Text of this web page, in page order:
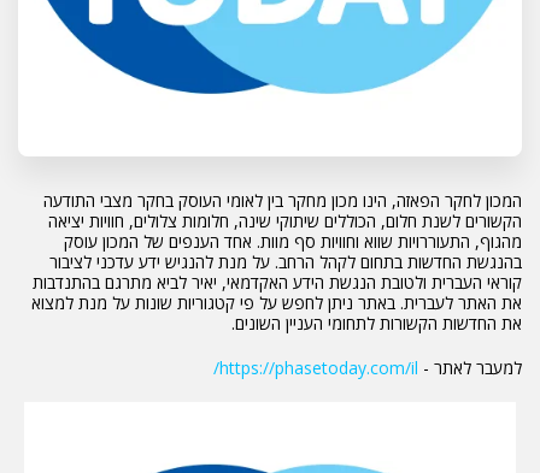
המכון לחקר הפאזה, הינו מכון מחקר בין לאומי העוסק בחקר מצבי התודעה
הקשורים לשנת חלום, הכוללים שיתוקי שינה, חלומות צלולים, חוויות יציאה
מהגוף, התעוררויות שווא וחוויות סף מוות. אחד הענפים של המכון עוסק
בהנגשת החדשות בתחום לקהל הרחב. על מנת להנגיש ידע עדכני לציבור
קוראי העברית ולטובת הנגשת הידע האקדמאי, יאיר לביא מתרגם בהתנדבות
את האתר לעברית. באתר ניתן לחפש על פי קטגוריות שונות על מנת למצוא
את החדשות הקשורות לתחומי העניין השונים.
למעבר לאתר - https://phasetoday.com/il/